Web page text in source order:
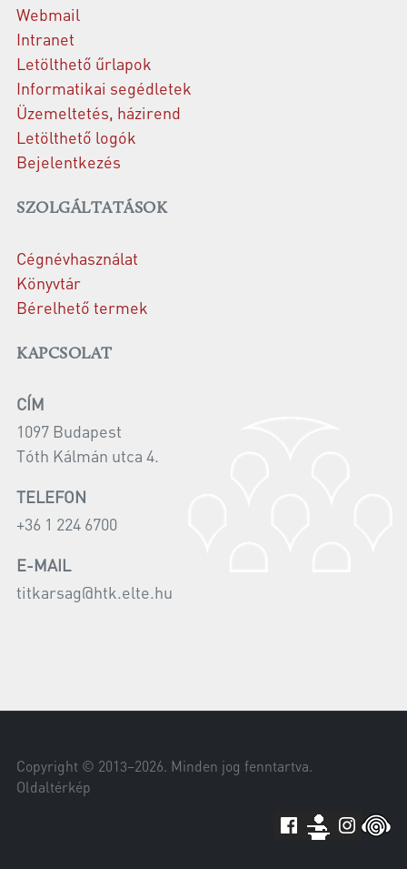
Webmail
Intranet
Letölthető űrlapok
Informatikai segédletek
Üzemeltetés, házirend
Letölthető logók
Bejelentkezés
SZOLGÁLTATÁSOK
Cégnévhasználat
Könyvtár
Bérelhető termek
KAPCSOLAT
CÍM
1097 Budapest
Tóth Kálmán utca 4.
TELEFON
+36 1 224 6700
E-MAIL
titkarsag@htk.elte.hu
Copyright © 2013–2026. Minden jog fenntartva.
Oldaltérkép